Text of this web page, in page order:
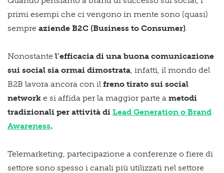
primi esempi che ci vengono in mente sono (quasi)
sempre aziende B2C (Business to Consumer)
Nonostante l’efficacia di una buona comunicazione
sui social sia ormai dimostrata , infatti, il mondo del
B2B lavora ancora con il freno tirato sui social
network e si affida per la maggior parte a metodi
tradizionali per attività di Lead Generation o Brand
Awareness.
Telemarketing, partecipazione a conferenze o fiere di
settore sono spesso i canali più utilizzati nel settore